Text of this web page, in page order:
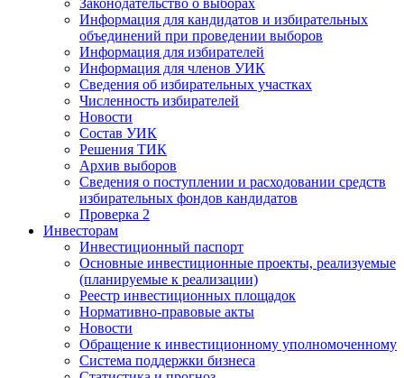
Законодательство о выборах
Информация для кандидатов и избирательных
объединений при проведении выборов
Информация для избирателей
Информация для членов УИК
Сведения об избирательных участках
Численность избирателей
Новости
Состав УИК
Решения ТИК
Архив выборов
Сведения о поступлении и расходовании средств
избирательных фондов кандидатов
Проверка 2
Инвесторам
Инвестиционный паспорт
Основные инвестиционные проекты, реализуемые
(планируемые к реализации)
Реестр инвестиционных площадок
Нормативно-правовые акты
Новости
Обращение к инвестиционному уполномоченному
Система поддержки бизнеса